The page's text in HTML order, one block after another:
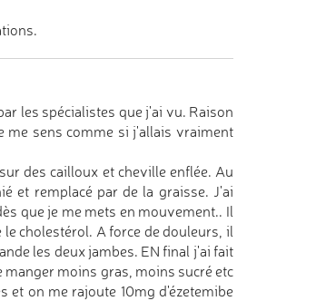
les spécialistes que j'ai vu. Raison
sens comme si j'allais vraiment
des cailloux et cheville enflée. Au
et remplacé par de la graisse. J'ai
que je me mets en mouvement.. Il
cholestérol. A force de douleurs, il
les deux jambes. EN final j'ai fait
manger moins gras, moins sucré etc
et on me rajoute 10mg d'ézetemibe